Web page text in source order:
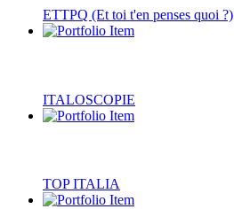
ETTPQ (Et toi t'en penses quoi ?)
ITALOSCOPIE
TOP ITALIA